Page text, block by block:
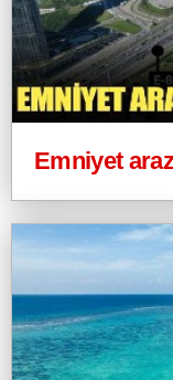
Emniyet